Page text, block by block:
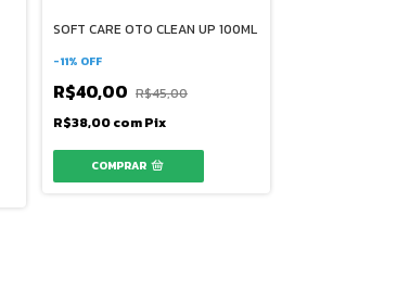
SOFT CARE OTO CLEAN UP 100ML
-11% OFF
R$40,00 R$45,00
R$38,00comPix